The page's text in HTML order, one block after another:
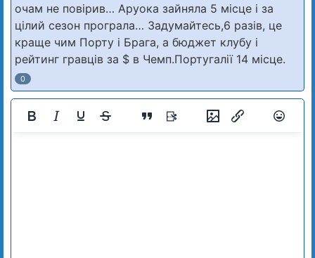
очам не повірив… Аруока зайняла 5 місце і за
цілий сезон програла… Задумайтесь,6 разів, це
краще чим Порту і Брага, а бюджет клубу і
рейтинг гравців за $ в Чемп.Португалії 14 місце.
0